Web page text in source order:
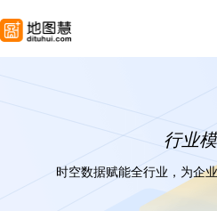
行业
时空数据赋能全行业，为企